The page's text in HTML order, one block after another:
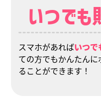
いつでも
スマホがあればいつで
ての方でもかんたん
ることができます！